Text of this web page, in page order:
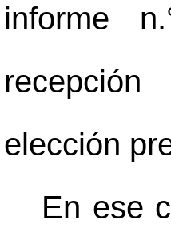
informe
elección
En ese